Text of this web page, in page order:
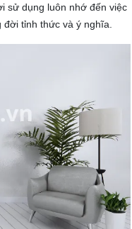
sử dụng luôn nhớ đến việc
tỉnh thức và ý nghĩa.